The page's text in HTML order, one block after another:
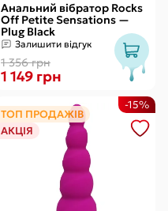
Анальний вібратор Rocks
Off Petite Sensations —
Plug Black
Залишити відгук
1 356 грн
1 149 грн
ТОП ПРОДАЖІВ
АКЦІЯ
-15%